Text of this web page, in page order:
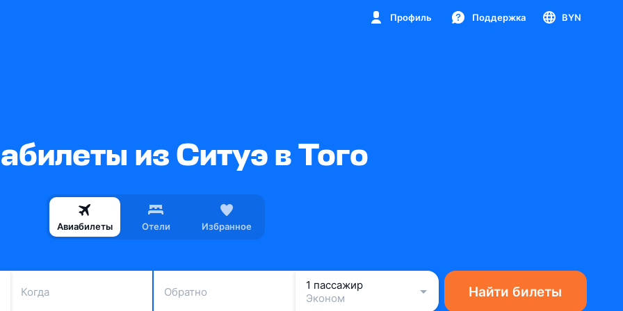
Профиль Поддержка BYN
из Ситуэ в Того
Авиабилеты Отели Избранное
Когда Обратно
1 пассажир
Эконом
Найти билеты